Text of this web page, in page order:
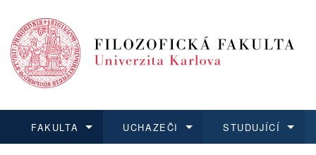
FAKULTA UCHAZEČI STUDUJÍCÍ